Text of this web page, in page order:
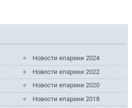
Новости епархии 2024
Новости епархии 2022
Новости епархии 2020
Новости епархии 2018